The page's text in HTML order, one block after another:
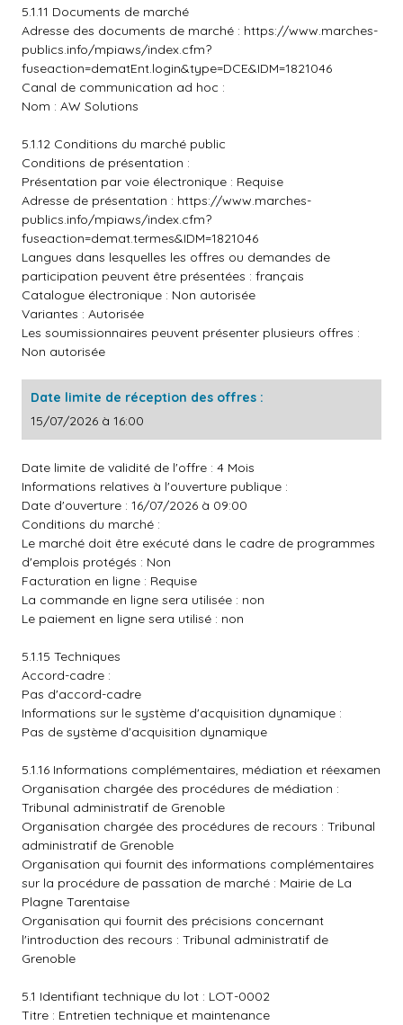
5.1.11 Documents de marché
Adresse des documents de marché : https://www.marches-
publics.info/mpiaws/index.cfm?
fuseaction=dematEnt.login&type=DCE&IDM=1821046
Canal de communication ad hoc :
Nom : AW Solutions
5.1.12 Conditions du marché public
Conditions de présentation :
Présentation par voie électronique : Requise
Adresse de présentation : https://www.marches-
publics.info/mpiaws/index.cfm?
fuseaction=demat.termes&IDM=1821046
Langues dans lesquelles les offres ou demandes de
participation peuvent être présentées : français
Catalogue électronique : Non autorisée
Variantes : Autorisée
Les soumissionnaires peuvent présenter plusieurs offres :
Non autorisée
Date limite de réception des offres :
15/07/2026 à 16:00
Date limite de validité de l'offre : 4 Mois
Informations relatives à l'ouverture publique :
Date d'ouverture : 16/07/2026 à 09:00
Conditions du marché :
Le marché doit être exécuté dans le cadre de programmes
d'emplois protégés : Non
Facturation en ligne : Requise
La commande en ligne sera utilisée : non
Le paiement en ligne sera utilisé : non
5.1.15 Techniques
Accord-cadre :
Pas d'accord-cadre
Informations sur le système d'acquisition dynamique :
Pas de système d'acquisition dynamique
5.1.16 Informations complémentaires, médiation et réexamen
Organisation chargée des procédures de médiation :
Tribunal administratif de Grenoble
Organisation chargée des procédures de recours : Tribunal
administratif de Grenoble
Organisation qui fournit des informations complémentaires
sur la procédure de passation de marché : Mairie de La
Plagne Tarentaise
Organisation qui fournit des précisions concernant
l'introduction des recours : Tribunal administratif de
Grenoble
5.1 Identifiant technique du lot : LOT-0002
Titre : Entretien technique et maintenance